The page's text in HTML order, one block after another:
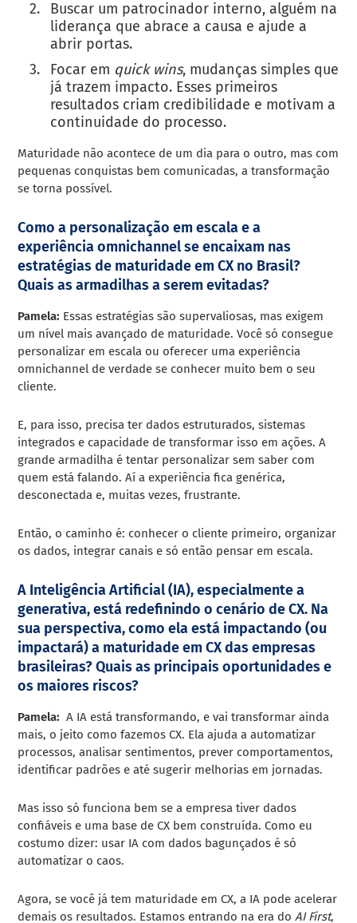
Buscar um patrocinador interno, alguém na
liderança que abrace a causa e ajude a
abrir portas.
Focar em quick wins, mudanças simples que
já trazem impacto. Esses primeiros
resultados criam credibilidade e motivam a
continuidade do processo.
Maturidade não acontece de um dia para o outro, mas com
pequenas conquistas bem comunicadas, a transformação
se torna possível.
Como a personalização em escala e a
experiência omnichannel se encaixam nas
estratégias de maturidade em CX no Brasil?
Quais as armadilhas a serem evitadas?
Pamela: Essas estratégias são supervaliosas, mas exigem
um nível mais avançado de maturidade. Você só consegue
personalizar em escala ou oferecer uma experiência
omnichannel de verdade se conhecer muito bem o seu
cliente.
E, para isso, precisa ter dados estruturados, sistemas
integrados e capacidade de transformar isso em ações. A
grande armadilha é tentar personalizar sem saber com
quem está falando. Aí a experiência fica genérica,
desconectada e, muitas vezes, frustrante.
Então, o caminho é: conhecer o cliente primeiro, organizar
os dados, integrar canais e só então pensar em escala.
A Inteligência Artificial (IA), especialmente a
generativa, está redefinindo o cenário de CX. Na
sua perspectiva, como ela está impactando (ou
impactará) a maturidade em CX das empresas
brasileiras? Quais as principais oportunidades e
os maiores riscos?
Pamela:A IA está transformando, e vai transformar ainda
mais, o jeito como fazemos CX. Ela ajuda a automatizar
processos, analisar sentimentos, prever comportamentos,
identificar padrões e até sugerir melhorias em jornadas.
Mas isso só funciona bem se a empresa tiver dados
confiáveis e uma base de CX bem construída. Como eu
costumo dizer: usar IA com dados bagunçados é só
automatizar o caos.
Agora, se você já tem maturidade em CX, a IA pode acelerar
demais os resultados. Estamos entrando na era doAI First,